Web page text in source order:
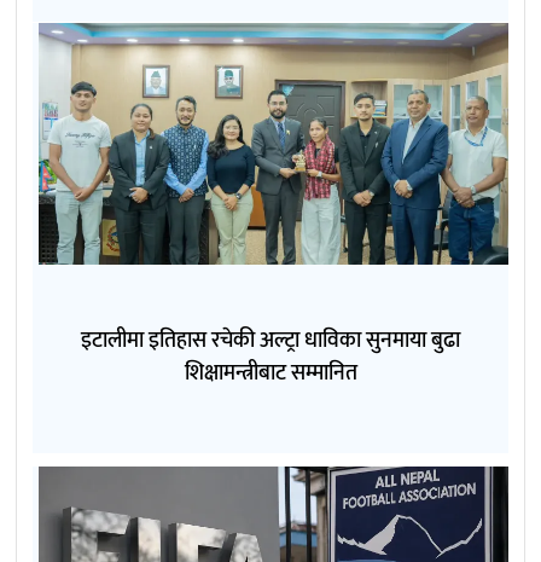
इटालीमा इतिहास रचेकी अल्ट्रा धाविका सुनमाया बुढा
शिक्षामन्त्रीबाट सम्मानित